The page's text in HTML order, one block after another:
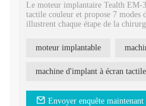
Le moteur implantaire Tealth EM-
tactile couleur et propose 7 modes
illustrent chaque étape de la
vitesse de 1:1, 1:5 et 20:1.
La machine implantaire Tealth
deux mains.
moteur implantable
machine d'implant à écran tactile
Envoyer enquête maintenant